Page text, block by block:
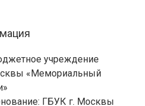
учреждение
«Мемориальный
ГБУК г. Москвы